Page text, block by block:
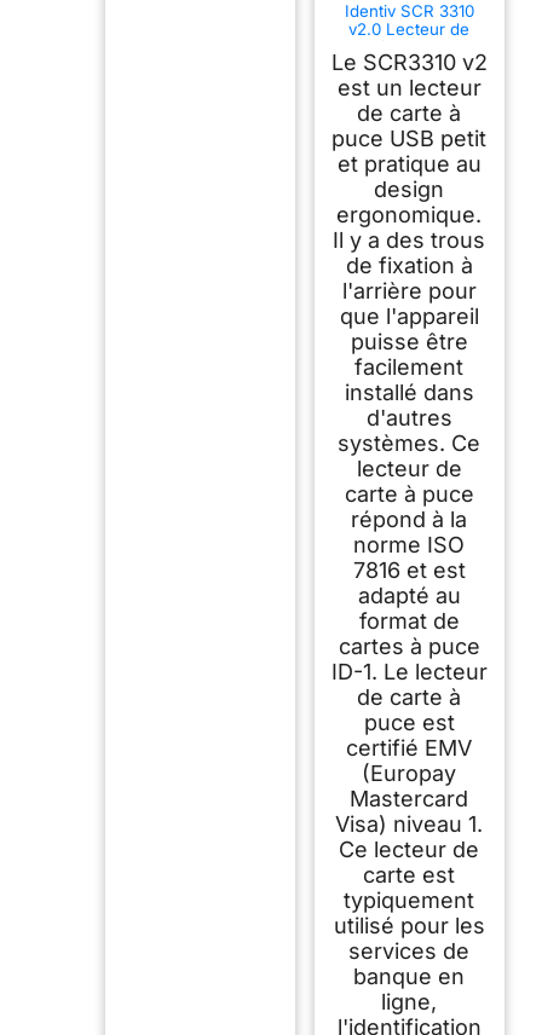
Identiv SCR 3310
v2.0 Lecteur de
carte à puce USB -
idéal pour la banque
en ligne/ accès
sécurisé aux
réseaux et PC /
sécurité sociale et
programme de
fidélité (également
pour 1,8 V)
Le SCR3310 v2
est un lecteur
de carte à
puce USB petit
et pratique au
design
ergonomique.
Il y a des trous
de fixation à
l'arrière pour
que l'appareil
puisse être
facilement
installé dans
d'autres
systèmes. Ce
lecteur de
carte à puce
répond à la
norme ISO
7816 et est
adapté au
format de
cartes à puce
ID-1. Le lecteur
de carte à
puce est
certifié EMV
(Europay
Mastercard
Visa) niveau 1.
Ce lecteur de
carte est
typiquement
utilisé pour les
services de
banque en
ligne,
l'identification